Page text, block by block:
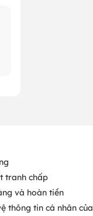
tranh chấp
và hoàn tiền
thông tin cá nhân của